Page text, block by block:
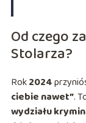
Od czego
Stolarza?
Rok2024
ciebie nawet”.
wydziału